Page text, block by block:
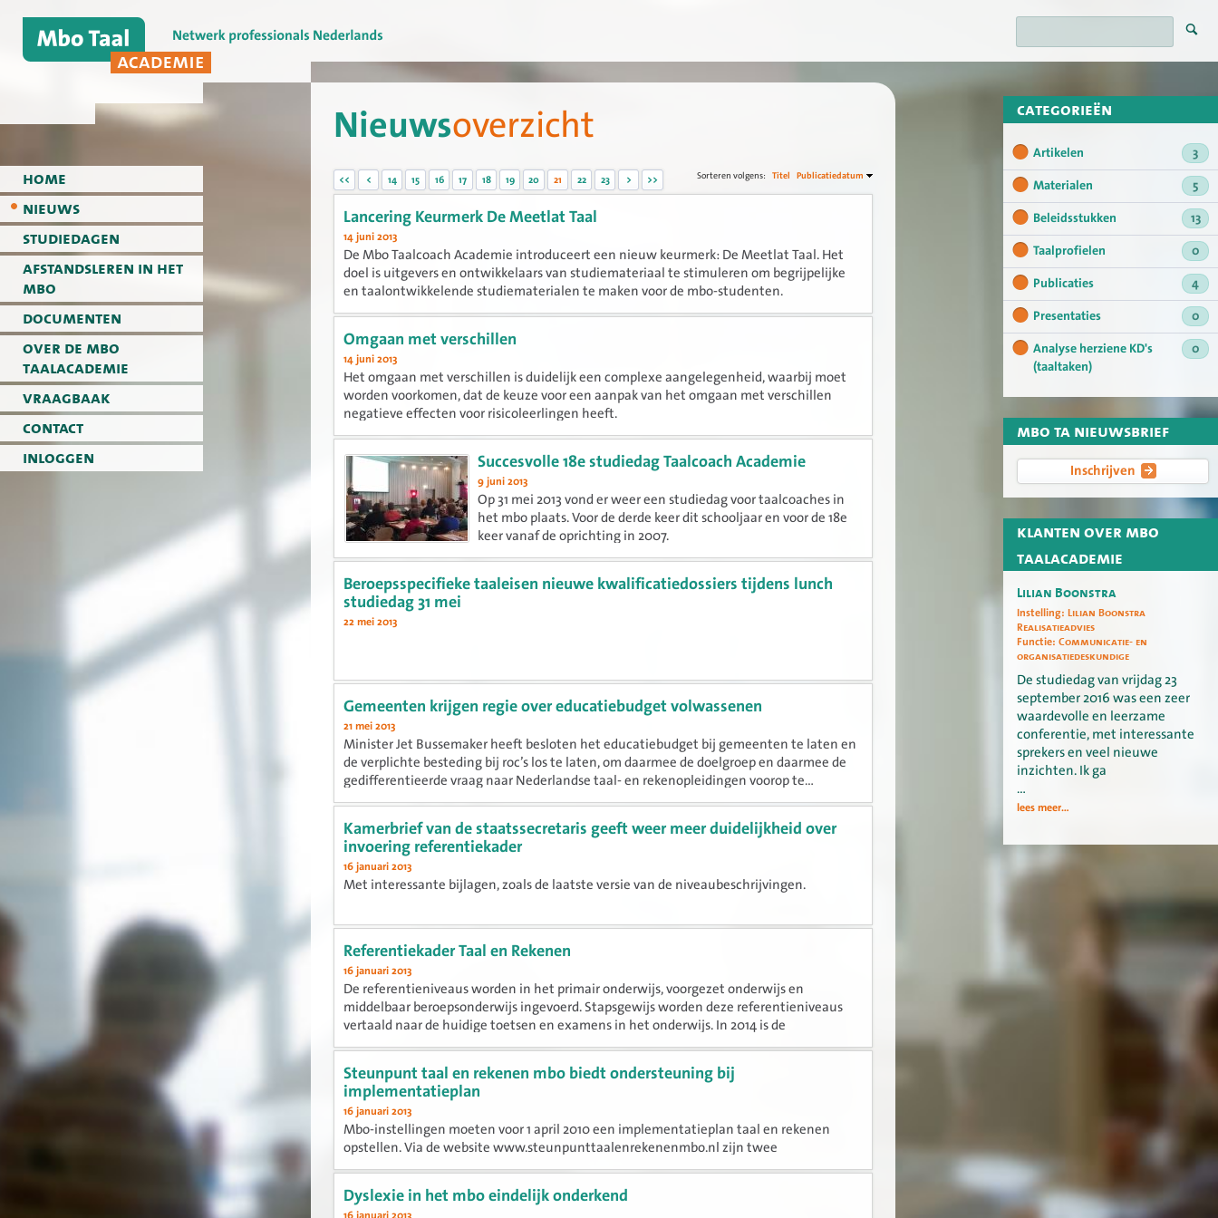
home
nieuws
studiedagen
afstandsleren in het
mbo
documenten
over de mbo
taalacademie
vraagbaak
contact
inloggen
categorieën
Artikelen
3
Materialen
5
Beleidsstukken
13
Taalprofielen
0
Publicaties
4
Presentaties
0
Analyse herziene KD's
(taaltaken)
0
mbo ta nieuwsbrief
Inschrijven
klanten over mbo
taalacademie
Lilian Boonstra
Instelling: Lilian Boonstra
Realisatieadvies
Functie: Communicatie- en
organisatiedeskundige
De studiedag van vrijdag 23
september 2016 was een zeer
waardevolle en leerzame
conferentie, met interessante
sprekers en veel nieuwe
inzichten. Ik ga
…
lees meer...
Nieuwsoverzicht
<< < 14 15 16 17 18 19 20 21 22 23 > >> Sorteren volgens: Titel Publicatiedatum
Lancering Keurmerk De Meetlat Taal
14 juni 2013
De Mbo Taalcoach Academie introduceert een nieuw keurmerk: De Meetlat Taal. Het
doel is uitgevers en ontwikkelaars van studiemateriaal te stimuleren om begrijpelijke
en taalontwikkelende studiematerialen te maken voor de mbo-studenten.
Omgaan met verschillen
14 juni 2013
Het omgaan met verschillen is duidelijk een complexe aangelegenheid, waarbij moet
worden voorkomen, dat de keuze voor een aanpak van het omgaan met verschillen
negatieve effecten voor risicoleerlingen heeft.
Succesvolle 18e studiedag Taalcoach Academie
9 juni 2013
Op 31 mei 2013 vond er weer een studiedag voor taalcoaches in
het mbo plaats. Voor de derde keer dit schooljaar en voor de 18e
keer vanaf de oprichting in 2007.
Beroepsspecifieke taaleisen nieuwe kwalificatiedossiers tijdens lunch
studiedag 31 mei
22 mei 2013
Gemeenten krijgen regie over educatiebudget volwassenen
21 mei 2013
Minister Jet Bussemaker heeft besloten het educatiebudget bij gemeenten te laten en
de verplichte besteding bij roc’s los te laten, om daarmee de doelgroep en daarmee de
gedifferentieerde vraag naar Nederlandse taal- en rekenopleidingen voorop te...
Kamerbrief van de staatssecretaris geeft weer meer duidelijkheid over
invoering referentiekader
16 januari 2013
Met interessante bijlagen, zoals de laatste versie van de niveaubeschrijvingen.
Referentiekader Taal en Rekenen
16 januari 2013
De referentieniveaus worden in het primair onderwijs, voorgezet onderwijs en
middelbaar beroepsonderwijs ingevoerd. Stapsgewijs worden deze referentieniveaus
vertaald naar de huidige toetsen en examens in het onderwijs. In 2014 is de
implementatie...
Steunpunt taal en rekenen mbo biedt ondersteuning bij
implementatieplan
16 januari 2013
Mbo-instellingen moeten voor 1 april 2010 een implementatieplan taal en rekenen
opstellen. Via de website www.steunpunttaalenrekenenmbo.nl zijn twee
instrumenten beschikbaar gekomen die kunnen helpen bij het maken van het
implementatieplan taal en...
Dyslexie in het mbo eindelijk onderkend